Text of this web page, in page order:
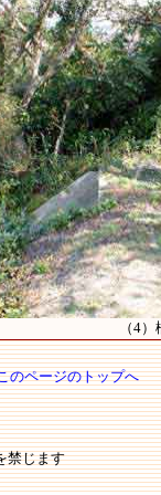
（4
のページのトップへ
禁じます